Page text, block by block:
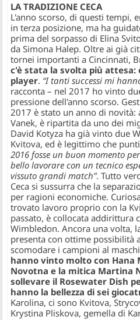
LA TRADIZIONE CECA
​L'anno scorso, di questi tempi,
in terza posizione, ma ha
prima del sorpasso di Elina
da Simona Halep. Oltre ai già
tornei importanti a Cincinnati,
c'è stata la svolta più
player. “I tanti successi mi
racconta – nel 2017 ho vinto
pressione dell'anno scorso.
2017 è stato un anno di novità:
Vanek, è ripartita da uno dei
David Kotyza ha già vinto due
Kvitova, ed è legittimo che
2016 fosse un buon momento
bello lavorare con un tecnico
vissuto grandi match”. Tutto
Ceca si sussurra che la
per ragioni economiche.
trovato lavoro proprio con la
passato, è collocata addirittura
Wimbledon. Ancora una volta,
presenta con ottime possibilità
scomodare i campioni al
hanno vinto molto con Hana
Novotna e la mitica Martina
sollevare il Rosewater Dish
hanno la bellezza di sei
Karolina, ci sono Kvitova,
Krystina Pliskova, gemella di